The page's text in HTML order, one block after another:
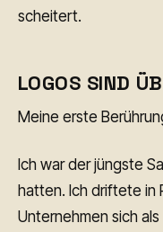
scheitert.
LOGOS SIND
Meine erste
Ich war der jüngste
hatten. Ich driftete in
Unternehmen sich